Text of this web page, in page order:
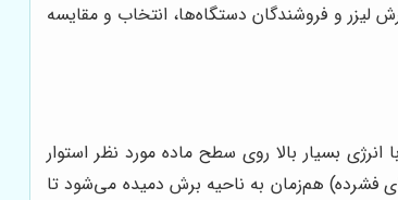
لیزر و فروشندگان دستگاه‌ها، انتخاب و مقایسه
بسیار بالا روی سطح ماده مورد نظر استوار
فشرده) هم‌زمان به ناحیه برش دمیده می‌شود تا